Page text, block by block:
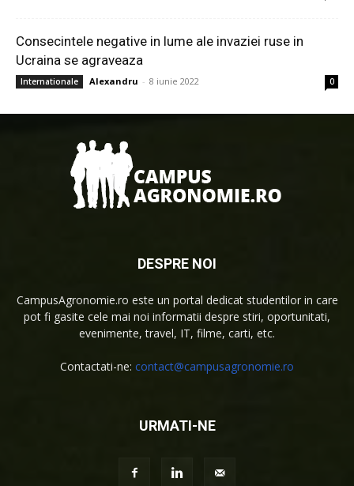
Consecintele negative in lume ale invaziei ruse in
Ucraina se agraveaza
Internationale Alexandru - 8 iunie 2022 0
DESPRE NOI
CampusAgronomie.ro este un portal dedicat studentilor in care
pot fi gasite cele mai noi informatii despre stiri, oportunitati,
evenimente, travel, IT, filme, carti, etc.
Contactati-ne: contact@campusagronomie.ro
URMATI-NE